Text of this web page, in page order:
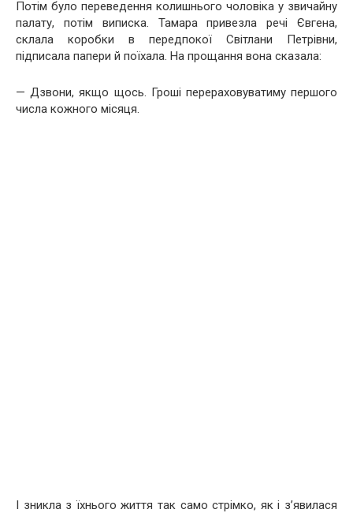
Потім було переведення колишнього чоловіка у звичайну
палату, потім виписка. Тамара привезла речі Євгена,
склала коробки в передпокої Світлани Петрівни,
підписала папери й поїхала. На прощання вона сказала:
— Дзвони, якщо щось. Гроші перераховуватиму першого
числа кожного місяця.
І зникла з їхнього життя так само стрімко, як і з’явилася